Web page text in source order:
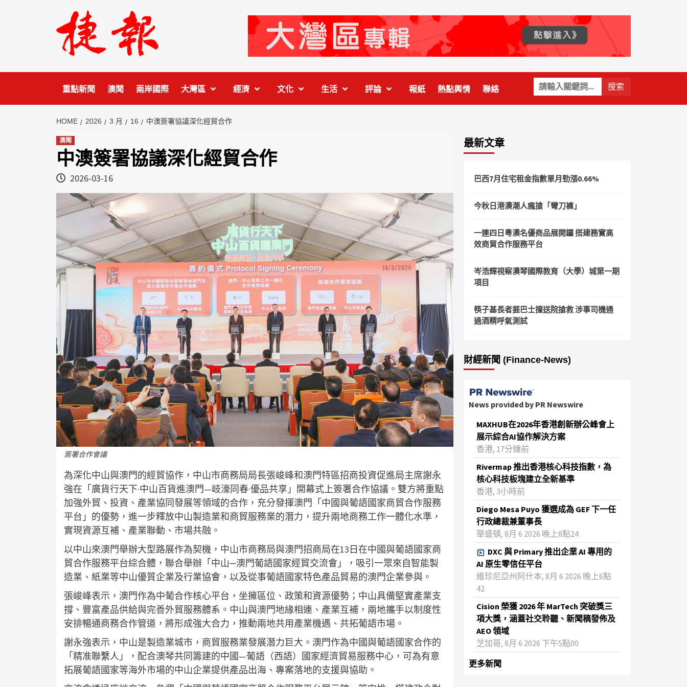
關
鍵
字:
重點新聞 澳聞 兩岸國際 大灣區 經濟 文化 生活 評論 報紙 熱點輿情 聯絡
HOME 2026 3 月 16 中澳簽署協議深化經貿合作
澳聞
中澳簽署協議深化經貿合作
2026-03-16
簽署合作會議
為深化中山與澳門的經貿協作，中山市商務局局長張峻峰和澳門特區招商投資促進局主席謝永
強在「廣貨行天下·中山百貨進澳門—岐濠同春·優品共享」開幕式上簽署合作協議。雙方將重點
加強外貿、投資、產業協同發展等領域的合作，充分發揮澳門「中國與葡語國家商貿合作服務
平台」的優勢，進一步釋放中山製造業和商貿服務業的潛力，提升兩地商務工作一體化水準，
實現資源互補、產業聯動、市場共融。
以中山來澳門舉辦大型路展作為契機，中山市商務局與澳門招商局在13日在中國與葡語國家商
貿合作服務平台綜合體，聯合舉辦「中山─澳門葡語國家經貿交流會」，吸引一眾來自智能製
造業、紙業等中山優質企業及行業協會，以及從事葡語國家特色產品貿易的澳門企業參與。
張峻峰表示，澳門作為中葡合作核心平台，坐擁區位、政策和資源優勢；中山具備堅實產業支
撐、豐富產品供給與完善外貿服務體系。中山與澳門地緣相連、產業互補，兩地攜手以制度性
安排暢通商務合作管道，將形成強大合力，推動兩地共用產業機遇、共拓葡語市場。
謝永強表示，中山是製造業城市，商貿服務業發展潛力巨大。澳門作為中國與葡語國家合作的
「精准聯繫人」，配合澳琴共同籌建的中國—葡語（西語）國家經濟貿易服務中心，可為有意
拓展葡語國家等海外市場的中山企業提供產品出海、專案落地的支援與協助。
最新文章
巴西7月住宅租金指數單月勁漲0.66%
今秋日港澳潮人瘋搶「彎刀褲」
一連四日粵澳名優商品展開鑼 搭建務實高
效商貿合作服務平台
岑浩輝視察澳琴國際教育（大學）城第一期
項目
筷子基長者捱巴士撞送院搶救 涉事司機通
過酒精呼氣測試
財經新聞 (Finance-News)
News provided by PR Newswire
MAXHUB在2026年香港創新辦公峰會上
展示綜合AI協作解決方案
香港, 17分鐘前
Rivermap 推出香港核心科技指數，為
核心科技板塊建立全新基準
香港, 3小時前
Diego Mesa Puyo 獲選成為 GEF 下一任
行政總裁兼董事長
華盛頓, 8月 6 2026 晚上8點24
DXC 與 Primary 推出企業 AI 專用的
AI 原生零信任平台
維珍尼亞州阿什本, 8月 6 2026 晚上6點
42
Cision 榮獲 2026 年 MarTech 突破獎三
項大獎，涵蓋社交聆聽、新聞稿發佈及
AEO 領域
芝加哥, 8月 6 2026 下午5點00
更多新聞